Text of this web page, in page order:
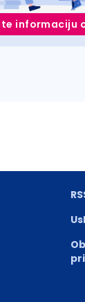
informaciju